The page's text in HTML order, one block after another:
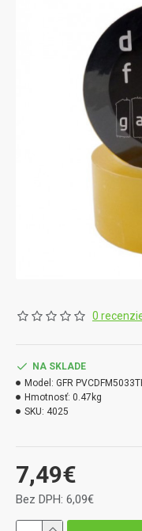
0
7,49€
Bez DPH: 6,09€
NA SKLADE
Model: GFR
Hmotnosť: 0.47kg
SKU: 4025